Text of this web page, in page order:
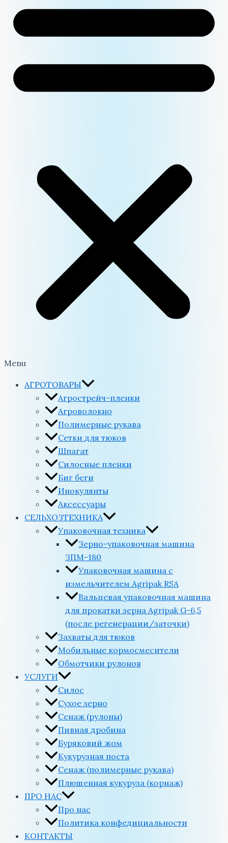
Menu
АГРОТОВАРЫ
Агрострейч-пленки
Агроволокно
Полимерные рукава
Сетки для тюков
Шпагат
Силосные пленки
Биг беги
Инокулянты
Аксессуары
СЕЛЬХОЗТЕХНИКА
Упаковочная техника
Зерно-упаковочная машина
ЗПМ-180
Упаковочная машина с
измельчителем Agripak RSA
Вальцевая упаковочная машина
для прокатки зерна Agripak G-6,5
(после регенерации/заточки)
Захваты для тюков
Мобильные кормосмесители
Обмотчики рулонов
УСЛУГИ
Силос
Сухое зерно
Сенаж (рулоны)
Пивная дробина
Буряковий жом
Кукурузная поста
Сенаж (полимерные рукава)
Плющенная кукуруза (корнаж)
ПРО НАС
Про нас
Политика конфедициальности
КОНТАКТЫ